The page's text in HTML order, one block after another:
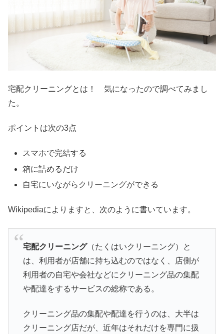
宅配クリーニングとは！ 気になったので調べてみまし
た。
ポイントは次の3点
スマホで完結する
箱に詰めるだけ
自宅にいながらクリーニングができる
Wikipediaによりますと、次のように書いています。
宅配クリーニング（たくはいクリーニング）と
は、利用者が店舗に持ち込むのではなく、店側が
利用者の自宅や会社などにクリーニング品の集配
や配達をするサービスの総称である。
クリーニング品の集配や配達を行うのは、大半は
クリーニング店だが、近年はそれだけを専門に扱